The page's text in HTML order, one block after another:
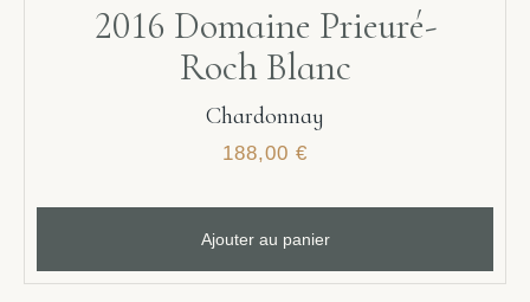
2016 Domaine Prieuré-
Roch Blanc
Chardonnay
188,00 €
Ajouter au panier